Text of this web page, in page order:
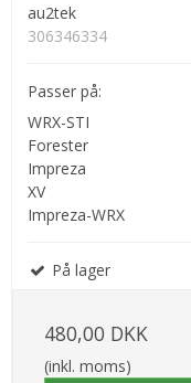
au2tek
306346334
Passer på:
WRX-STI
Forester
Impreza
XV
Impreza-WRX
På lager
480,00 DKK
(inkl. moms)